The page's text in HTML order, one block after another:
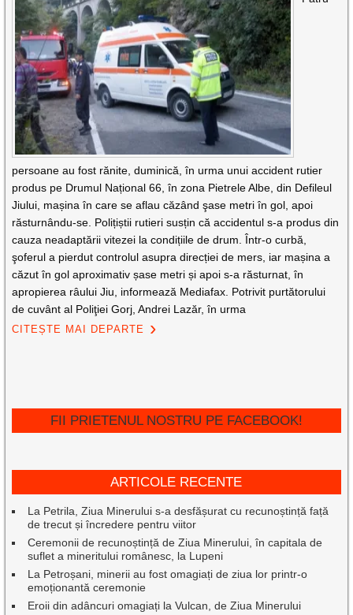
persoane au fost rănite, duminică, în urma unui accident rutier
produs pe Drumul Național 66, în zona Pietrele Albe, din Defileul
Jiului, mașina în care se aflau căzând şase metri în gol, apoi
răsturnându-se. Polițiștii rutieri susțin că accidentul s-a produs din
cauza neadaptării vitezei la condițiile de drum. Într-o curbă,
şoferul a pierdut controlul asupra direcției de mers, iar mașina a
căzut în gol aproximativ șase metri și apoi s-a răsturnat, în
apropierea râului Jiu, informează Mediafax. Potrivit purtătorului
de cuvânt al Poliţiei Gorj, Andrei Lazăr, în urma
CITEȘTE MAI DEPARTE
FII PRIETENUL NOSTRU PE FACEBOOK!
ARTICOLE RECENTE
La Petrila, Ziua Minerului s-a desfășurat cu recunoștință față
de trecut și încredere pentru viitor
Ceremonii de recunoștință de Ziua Minerului, în capitala de
suflet a mineritului românesc, la Lupeni
La Petroșani, minerii au fost omagiați de ziua lor printr-o
emoționantă ceremonie
Eroii din adâncuri omagiați la Vulcan, de Ziua Minerului